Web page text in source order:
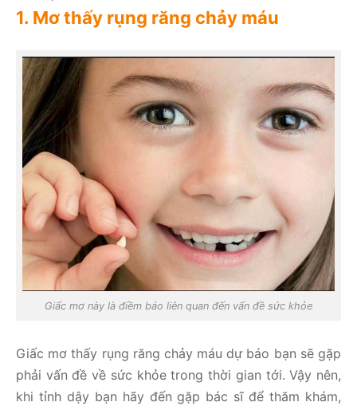
1. Mơ thấy rụng răng chảy máu
Giấc mơ này là điềm báo liên quan đến vấn đề sức khỏe
Giấc mơ thấy rụng răng chảy máu dự báo bạn sẽ gặp
phải vấn đề về sức khỏe trong thời gian tới. Vậy nên,
khi tỉnh dậy bạn hãy đến gặp bác sĩ để thăm khám,